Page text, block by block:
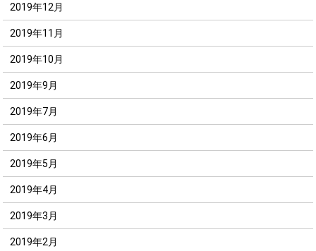
2019年12月
2019年11月
2019年10月
2019年9月
2019年7月
2019年6月
2019年5月
2019年4月
2019年3月
2019年2月